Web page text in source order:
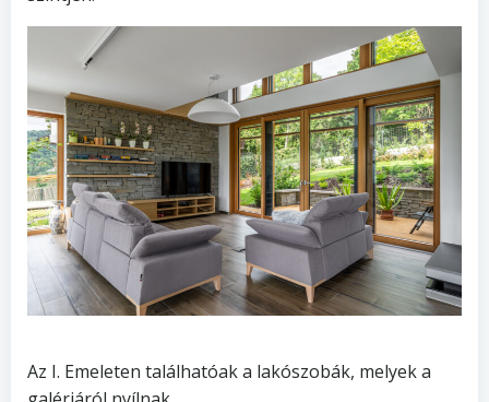
Az I. Emeleten találhatóak a lakószobák, melyek a